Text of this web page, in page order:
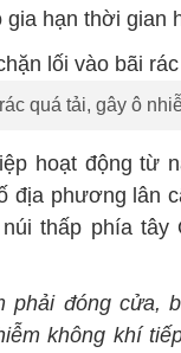
hạn thời gian
quá tải, gây ô
hoạt động từ
địa phương lân
thấp phía
phải đóng cửa,
không khí